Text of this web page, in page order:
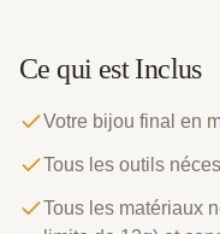
Ce qui est Inclus
Votre bijou final en
Tous les outils
Tous les matériaux